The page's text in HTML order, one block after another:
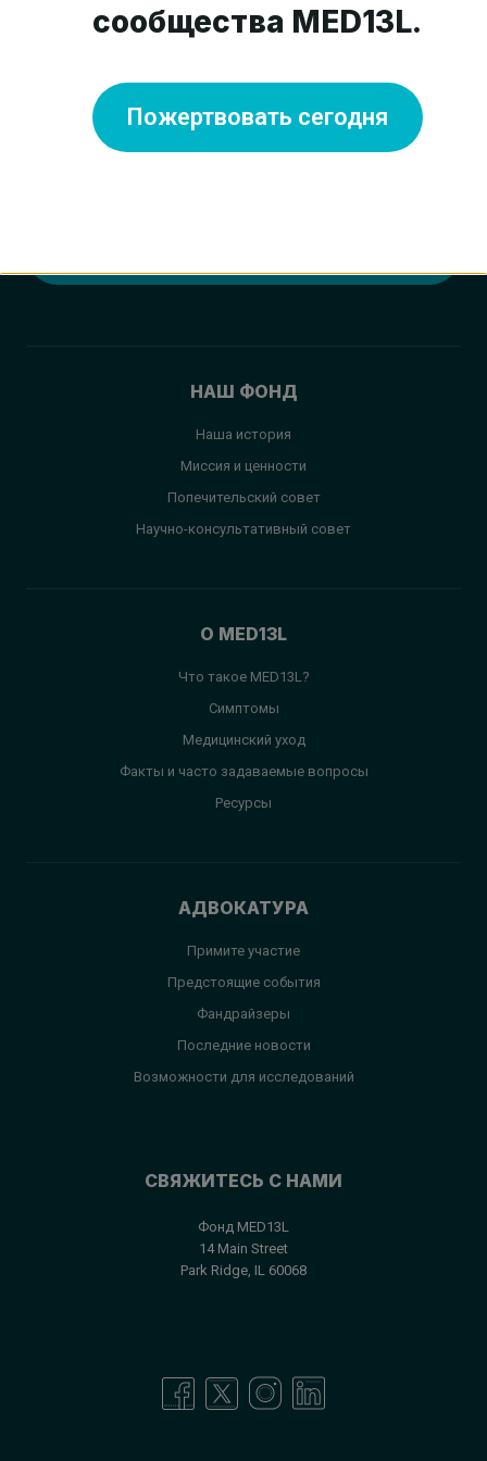
НАШ ФОНД
Наша история
Миссия и ценности
Попечительский совет
Научно-консультативный совет
О MED13L
Что такое MED13L?
Симптомы
Медицинский уход
Факты и часто задаваемые вопросы
Ресурсы
АДВОКАТУРА
Примите участие
Предстоящие события
Фандрайзеры
Последние новости
Возможности для исследований
СВЯЖИТЕСЬ С НАМИ
Фонд MED13L
14 Main Street
Park Ridge, IL 60068
сообщества MED13L.
Пожертвовать сегодня